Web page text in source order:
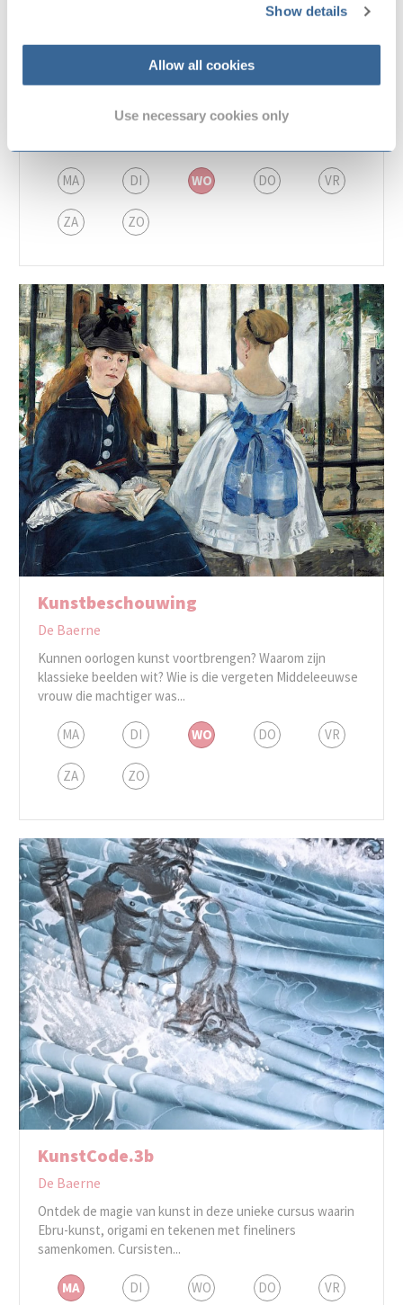
Show details
Allow all cookies
Use necessary cookies only
Lekker Tekenen A
Tekenen is fijn. Tekenen is leuk...en je hebt er haast niets
MA DI WO DO VR
ZA ZO
Kunstbeschouwing
De Baerne
Kunnen oorlogen kunst voortbrengen? Waarom zijn
klassieke beelden wit? Wie is die vergeten Middeleeuwse
vrouw die machtiger was...
MA DI WO DO VR
ZA ZO
KunstCode.3b
De Baerne
Ontdek de magie van kunst in deze unieke cursus waarin
Ebru-kunst, origami en tekenen met fineliners
samenkomen. Cursisten...
MA DI WO DO VR